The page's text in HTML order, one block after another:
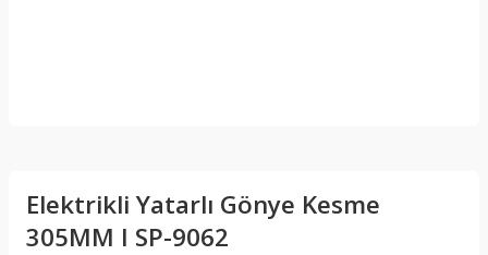
Elektrikli Yatarlı Gönye Kesme
305MM I SP-9062